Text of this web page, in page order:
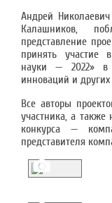
Андрей
Калашников,
представление
принять участие
науки — 2022» в
инноваций и других
Все авторы
участника, а
конкурса —
представителя